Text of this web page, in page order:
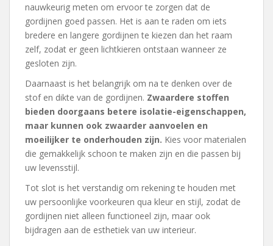
nauwkeurig meten om ervoor te zorgen dat de
gordijnen goed passen. Het is aan te raden om iets
bredere en langere gordijnen te kiezen dan het raam
zelf, zodat er geen lichtkieren ontstaan wanneer ze
gesloten zijn.
Daarnaast is het belangrijk om na te denken over de
stof en dikte van de gordijnen. Zwaardere stoffen
bieden doorgaans betere isolatie-eigenschappen,
maar kunnen ook zwaarder aanvoelen en
moeilijker te onderhouden zijn. Kies voor materialen
die gemakkelijk schoon te maken zijn en die passen bij
uw levensstijl.
Tot slot is het verstandig om rekening te houden met
uw persoonlijke voorkeuren qua kleur en stijl, zodat de
gordijnen niet alleen functioneel zijn, maar ook
bijdragen aan de esthetiek van uw interieur.